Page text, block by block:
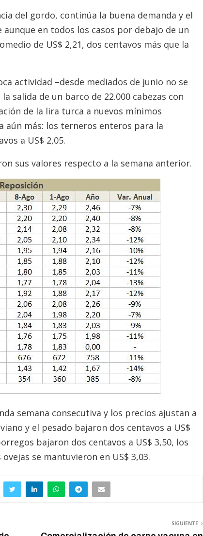
del gordo, continúa la buena demanda y el
en todos los casos por debajo de un
de US$ 2,21, dos centavos más que la
actividad –desde mediados de junio no se
salida de un barco de 22.000 cabezas con
de la lira turca a nuevos mínimos
aún más: los terneros enteros para la
a US$ 2,05.
sus valores respecto a la semana anterior.
semana consecutiva y los precios ajustan a
y el pesado bajaron dos centavos a US$
bajaron dos centavos a US$ 3,50, los
se mantuvieron en US$ 3,03.
SIGUIENTE